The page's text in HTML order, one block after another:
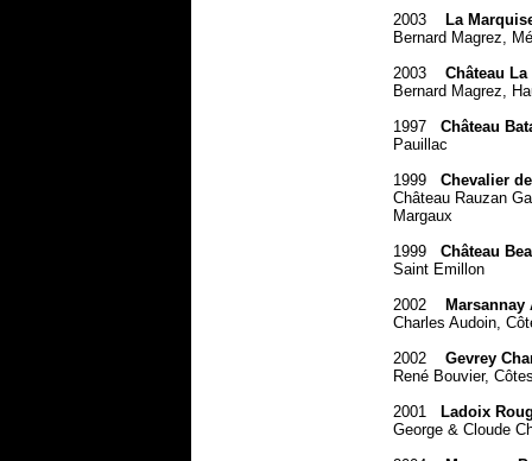
2003
La
Bernard Magrez,
2003
Château La
Bernard Magrez,
1997
Château
Pauillac
1999
Chevalier
Château Rauzan
Margaux
1999
Château
Saint Emillon
2002
Marsannay
Charles Audoin,
2002
Gevrey
René Bouvier,
2001
Ladoix
George & Cloude